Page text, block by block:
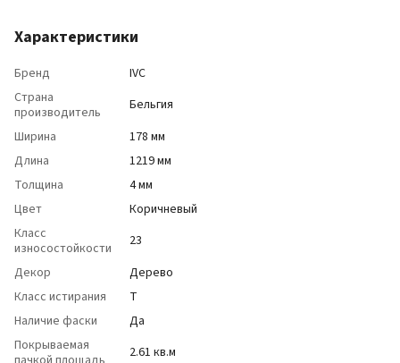
Характеристики
Бренд
IVC
Страна
производитель
Бельгия
Ширина
178 мм
Длина
1219 мм
Толщина
4 мм
Цвет
Коричневый
Класс
износостойкости
23
Декор
Дерево
Класс истирания
T
Наличие фаски
Да
Покрываемая
2.61 кв.м